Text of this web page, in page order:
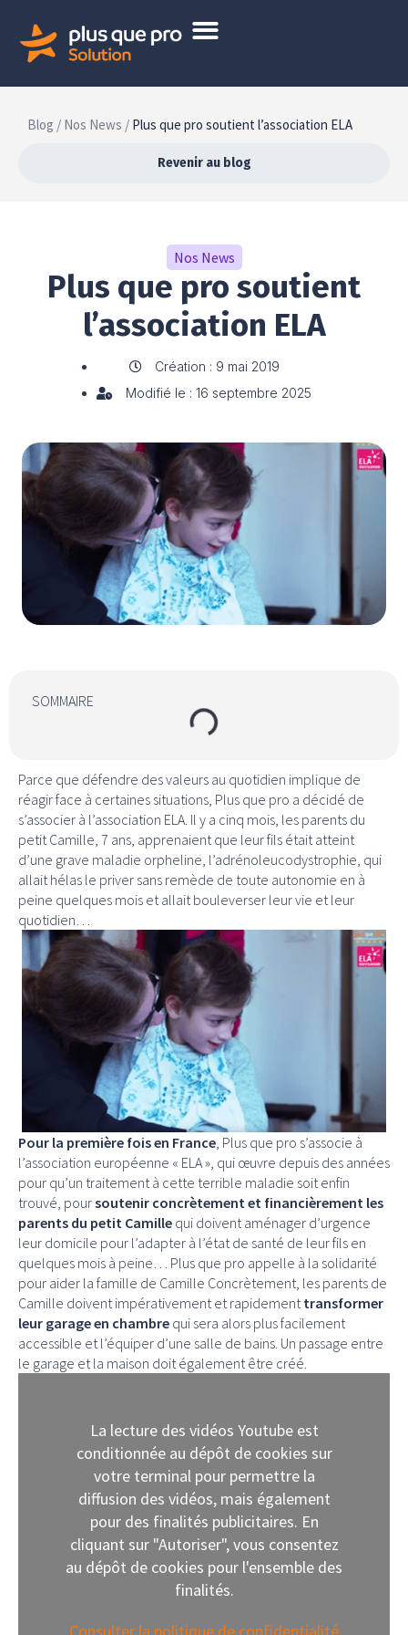
Blog / Nos News / Plus que pro soutient l’association ELA
Revenir au blog
Nos News
Plus que pro soutient
l’association ELA
Création : 9 mai 2019
Modifié le : 16 septembre 2025
Parce que défendre des valeurs au quotidien implique de
réagir face à certaines situations, Plus que pro a décidé de
s’associer à l’association ELA. Il y a cinq mois, les parents du
petit Camille, 7 ans, apprenaient que leur fils était atteint
d’une grave maladie orpheline, l’adrénoleucodystrophie, qui
allait hélas le priver sans remède de toute autonomie en à
peine quelques mois et allait bouleverser leur vie et leur
quotidien…
Pour la première fois en France , Plus que pro s’associe à
l’association européenne « ELA », qui œuvre depuis des années
pour qu’un traitement à cette terrible maladie soit enfin
trouvé, poursoutenir concrètement et financièrement les
parents du petit Camille qui doivent aménager d’urgence
leur domicile pour l’adapter à l’état de santé de leur fils en
quelques mois à peine… Plus que pro appelle à la solidarité
pour aider la famille de Camille Concrètement, les parents de
Camille doivent impérativement et rapidement transformer
leur garage en chambre qui sera alors plus facilement
accessible et l’équiper d’une salle de bains. Un passage entre
le garage et la maison doit également être créé.
La lecture des vidéos Youtube est
conditionnée au dépôt de cookies sur
votre terminal pour permettre la
diffusion des vidéos, mais également
pour des finalités publicitaires. En
cliquant sur "Autoriser", vous consentez
au dépôt de cookies pour l'ensemble des
finalités.
Consulter la politique de confidentialité
SOMMAIRE